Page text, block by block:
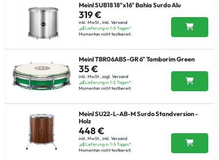
Meinl SUB18 18"x16" Bahia Surdo Alu
319 €
inkl. MwSt., inkl. Versand
Lieferung in 1-5 Tagen*
Momentan nicht testbereit.
Meinl TBR06ABS-GR 6" Tamborim Green
35 €
inkl. MwSt.,zzgl. Versand
Lieferung in 1-5 Tagen*
Momentan nicht testbereit.
Meinl SU22-L-AB-M Surdo Standversion -
Holz
448 €
inkl. MwSt., inkl. Versand
Lieferung in 1-5 Tagen*
Momentan nicht testbereit.